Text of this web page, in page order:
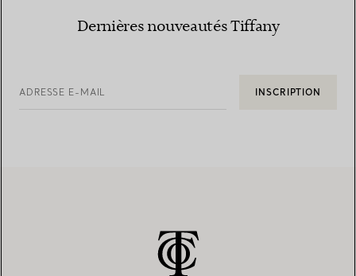
Dernières nouveautés Tiffany
ADRESSE E-MAIL INSCRIPTION